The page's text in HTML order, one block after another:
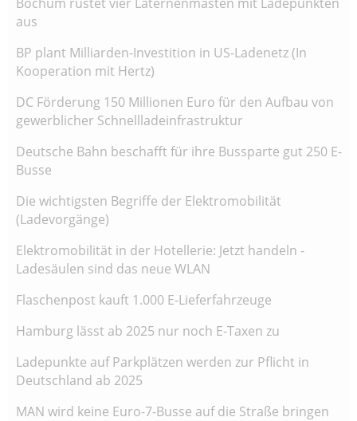
aus
BP plant Milliarden-Investition in US-Ladenetz (In
Kooperation mit Hertz)
DC Förderung 150 Millionen Euro für den Aufbau von
gewerblicher Schnellladeinfrastruktur
Deutsche Bahn beschafft für ihre Bussparte gut 250 E-
Busse
Die wichtigsten Begriffe der Elektromobilität
(Ladevorgänge)
Elektromobilität in der Hotellerie: Jetzt handeln -
Ladesäulen sind das neue WLAN
Flaschenpost kauft 1.000 E-Lieferfahrzeuge
Hamburg lässt ab 2025 nur noch E-Taxen zu
Ladepunkte auf Parkplätzen werden zur Pflicht in
Deutschland ab 2025
MAN wird keine Euro-7-Busse auf die Straße bringen